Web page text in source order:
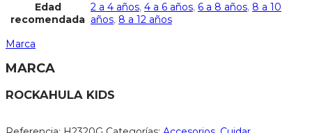
Edad
recomendada
2 a 4 años, 4 a 6 años, 6 a 8 años, 8 a 10
años, 8 a 12 años
Marca
MARCA
ROCKAHULA KIDS